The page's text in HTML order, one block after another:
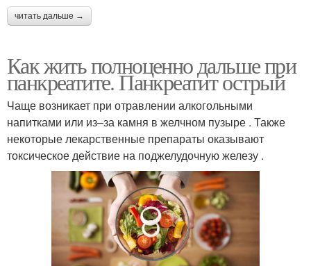
читать дальше →
Как жить полноценно дальше при
панкреатите. Панкреатит острый
Чаще возникает при отравлении алкогольными
напитками или из–за камня в желчном пузыре . Также
некоторые лекарственные препараты оказывают
токсическое действие на поджелудочную железу .